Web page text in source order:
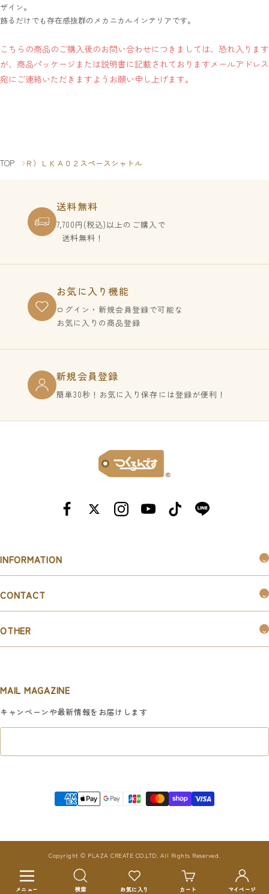
ザイン。
飾るだけでも存在感抜群のメカニカルインテリアです。
こちらの商品のご購入後のお問い合わせにつきましては、恐れ入ります
が、商品パッケージまたは説明書に記載されておりますメールアドレス
宛にご連絡いただきますようお願い申し上げます。
TOP Ｒ）ＬＫＡ０２スペースシャトル
ナ
メニュー 検索 お気に入り カート マイページ
送料無料
7,700円(税込)以上のご購入で
送料無料！
お気に入り機能
ログイン・新規会員登録で可能な
お気に入りの商品登録
新規会員登録
簡単30秒！お気に入り保存には登録が便利！
INFORMATION
お知らせ
CONTACT
OTHER
利用規約
特定商取引法に基づく表記
MAIL MAGAZINE
キャンペーンや最新情報をお届けします
Copyright © PLAZA CREATE CO.LTD. All Rights Reserved.